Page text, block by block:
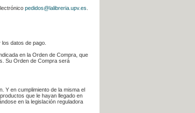
pedidos@lalibreria.upv.es
datos de pago.
en la Orden de Compra, que
Su Orden de Compra será
Y en cumplimiento de la misma el
que le hayan llegado en
en la legislación reguladora